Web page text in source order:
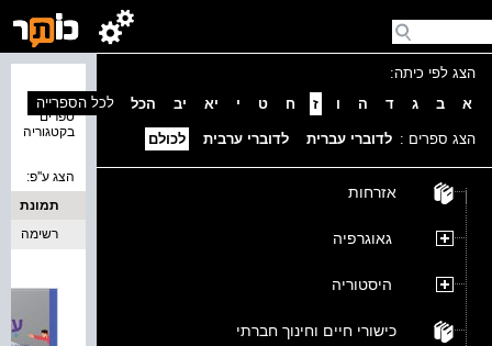
הצג לפי כיתה:
א
ב ג ד ה ו ז ח ט י יא יב הכל
הצג ספרים : לדוברי עברית לדוברי ערבית לכולם
אזרחות
גאוגרפיה
היסטוריה
כישורי חיים וחינוך חברתי
ספרים
בקטגוריה
לכל הספרייה
הצג ע''פ:
תמונת
כריכה
רשימה